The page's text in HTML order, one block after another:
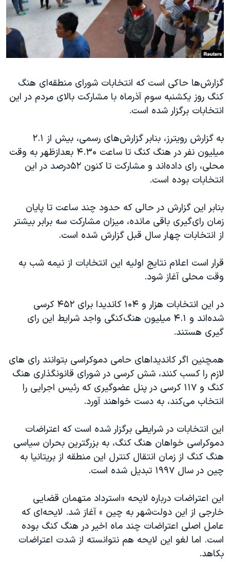
فرهنگ و زندگی
حقوق شهروندی
اقتصادی
اسرائیل در جنگ
گالری عکس
مستندها
انتخابات ریاست جمهوری آمریکا ۲۰۲۴
حمله جمهوری اسلامی به اسرائیل
ورزش زنان در ایران
اعتراضات زن، زندگی، آزادی
تریبونال مردمی آبان ۹۸
دادگاه حمید نوری
چهل سال گروگان‌گیری
اعتراضات مردمی آبان ۹۸
اسرائیل در جنگ
همایش محافظه‌کاران آمریکا «سی‌پک»
سفر پرزیدنت ترامپ به چین
دنبال کنید
زبانهای مختلف
گزارش‌ها حاکی است که انتخابات شورای منطقه‌ای هنگ
کنگ روز یکشنبه سوم آذرماه با مشارکت بالای مردم در این
انتخابات برگزار شده است.
به گزارش رویترز، بنابر گزارش‌های رسمی، بیش از ۲.۱
میلیون نفر در هنگ کنگ تا ساعت ۴.۳۰ بعدازظهر به وقت
محلی، رای داده‌اند و مشارکت تا کنون ۵۲درصد در این
انتخابات بوده است.
بنابر این گزارش در حالی که حدود چند ساعت تا پایان
زمان رای‌گیری باقی مانده، میزان مشارکت سه برابر بیشتر
از انتخابات چهار سال قبل گزارش شده است.
قرار است اعلام نتایج اولیه این انتخابات از نیمه شب به
وقت محلی آغاز شود.
در این انتخابات هزار و ۱۰۴ کاندیدا برای ۴۵۲ کرسی
شده‌اند و ۴.۱ میلیون هنگ‌کنگی واجد شرایط این رای
گیری هستند.
همچنین اگر کاندیداهای حامی دموکراسی بتوانند رای های
لازم را کسب کنند، شش کرسی در شورای قانونگذاری هنگ
کنگ و ۱۱۷ کرسی در پنل عضوگیری که رئیس اجرایی را
انتخاب می‌کند، به دست خواهند آورد.
این انتخابات در شرایطی برگزار شده است که اعتراضات
دموکراسی خواهان هنگ کنگ، به بزرگترین بحران سیاسی
هنگ کنگ از زمان انتقال کنترل این منطقه از بریتانیا به
چین در سال ۱۹۹۷ تبدیل شده است.​
این اعتراضات درباره لایحه «استرداد متهمان قضایی
خارجی از این دولت‌شهر به چین » آغاز شد. لایحه‌ای که
عامل اصلی اعتراضات چند ماه اخیر در هنگ کنگ بوده
است. اما لغو این لایحه هم نتوانسته از شدت اعتراضات
بکاهد.